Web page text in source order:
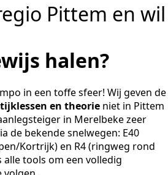
Pittem en wil
halen?
in een toffe sfeer! Wij geven de
en theorie niet in Pittem
in Merelbeke zeer
de bekende snelwegen: E40
Kortrijk) en R4 (ringweg rond
alle tools om een volledig